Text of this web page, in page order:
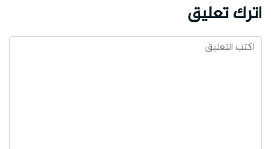
اترك تعليق